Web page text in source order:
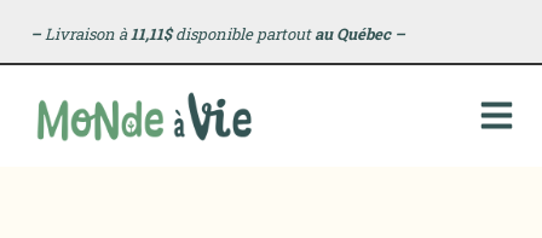
–Livraison à11,11$disponible partoutau Québec –